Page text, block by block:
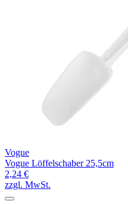
Vogue
Vogue Löffelschaber 25,5cm
2,24 €
zzgl. MwSt.